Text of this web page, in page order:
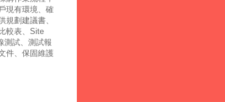
現有環境、確
規劃建議書、
較表、Site
測試、測試報
件、保固維護